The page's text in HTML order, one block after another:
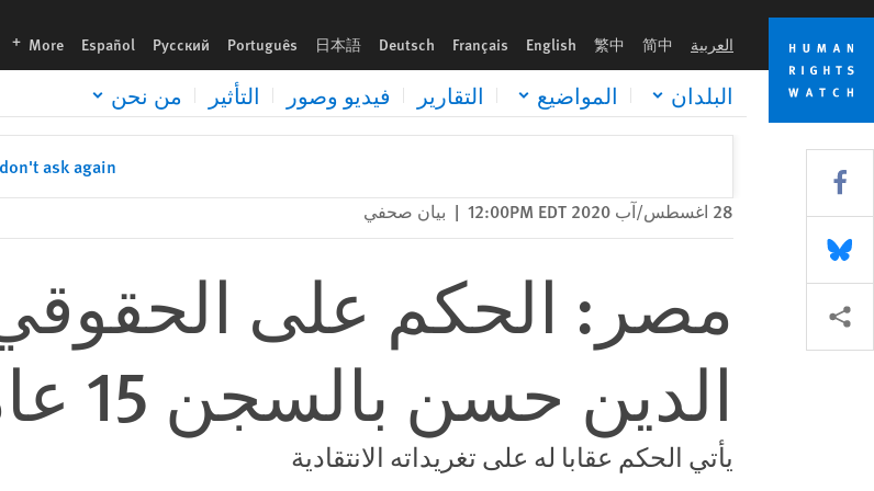
Skip
cookie
privacy
notice
Skip
main
content
العربية 简中
繁中
English
Français
Deutsch
日本語
Português
Русский
Español
More
البلدان المواضيع التقارير فيديو وصور التأثير من نحن
ask again
28 اغسطس/آب 2020 12:00PM EDT | بيان صحفي
مصر: الحكم على
الدين حسن بالسجن 15 عاما
يأتي الحكم عقابا له على تغريداته الانتقادية
Share this via Facebook
Share this via Bluesky
Share this via مشاركة